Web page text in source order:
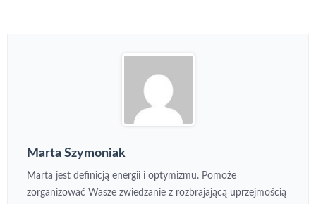
Marta Szymoniak
Marta jest definicją energii i optymizmu. Pomoże
zorganizować Wasze zwiedzanie z rozbrajającą uprzejmością